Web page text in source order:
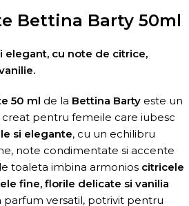
Bettina Barty 50ml
elegant, cu note de citrice,
50 ml de la Bettina Barty este un
pentru femeile care iubesc
si elegante, cu un echilibru
note condimentate si accente
toaleta imbina armonios citricele
fine, florile delicate si vanilia
parfum versatil, potrivit pentru